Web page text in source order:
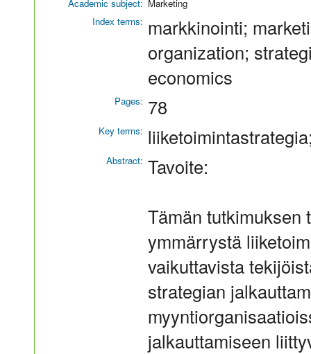
Academic subject: Marketing
Index terms: markkinointi;
organization;
economics
Pages: 78
Key terms:
Abstract: Tavoite:
Tämän tutkimuksen
ymmärrystä
vaikuttavista
strategian
jalkauttamiseen